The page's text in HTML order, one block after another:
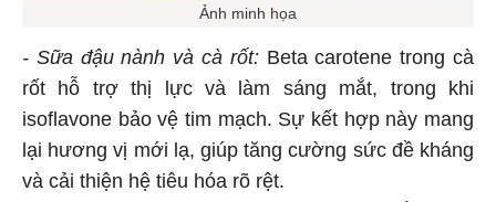
Ảnh minh họa
- Sữa đậu nành và cà rốt:Beta carotene trong cà
rốt hỗ trợ thị lực và làm sáng mắt, trong khi
isoflavone bảo vệ tim mạch. Sự kết hợp này mang
lại hương vị mới lạ, giúp tăng cường sức đề kháng
và cải thiện hệ tiêu hóa rõ rệt.